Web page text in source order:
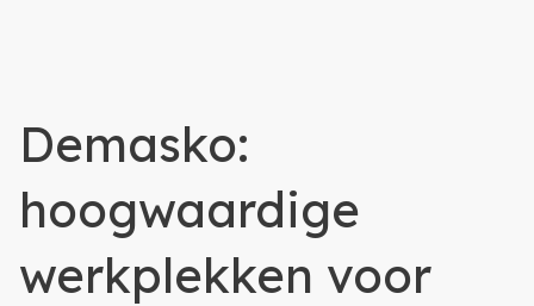
Demasko:
hoogwaardige
werkplekken voor